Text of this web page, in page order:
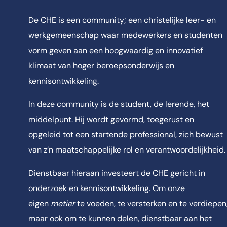
De CHE is een community; een christelijke leer- en
werkgemeenschap waar medewerkers en studenten
vorm geven aan een hoogwaardig en innovatief
klimaat van hoger beroepsonderwijs en
kennisontwikkeling.
In deze community is de student, de lerende, het
middelpunt. Hij wordt gevormd, toegerust en
opgeleid tot een startende professional, zich bewust
van z’n maatschappelijke rol en verantwoordelijkheid.
Dienstbaar hieraan investeert de CHE gericht in
onderzoek en kennisontwikkeling. Om onze
eigen metierte voeden, te versterken en te
maar ook om te kunnen delen, dienstbaar aan het